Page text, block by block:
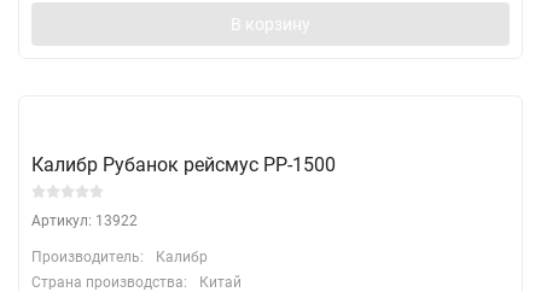
В корзину
Калибр Рубанок рейсмус РР-1500
Артикул: 13922
Производитель:
Калибр
Страна производства:
Китай